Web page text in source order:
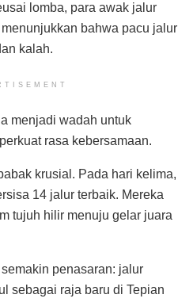
lomba, para awak jalur
bahwa pacu jalur
kalah.
menjadi wadah untuk
rasa kebersamaan.
krusial. Pada hari kelima,
14 jalur terbaik. Mereka
tujuh hilir menuju gelar juara
penasaran: jalur
sebagai raja baru di Tepian